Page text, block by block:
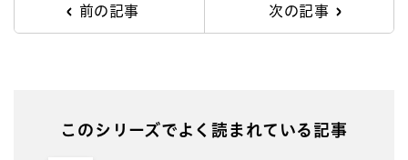
前の記事 次の記事
このシリーズでよく読まれている記事